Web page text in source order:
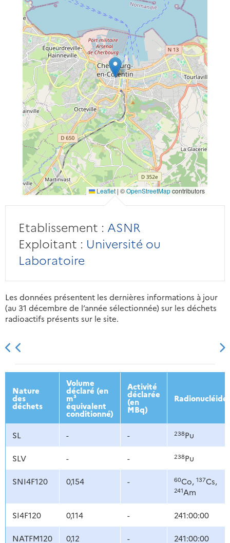
Leaflet | ©OpenStreetMapcontributors
Etablissement : ASNR
Exploitant : Université ou
Laboratoire
Les données présentent les dernières informations à jour
(au 31 décembre de l’année sélectionnée) sur les déchets
radioactifs présents sur le site.
2013 2014 2015 2016
Nature
des
déchets
Volume
déclaré (en
m³
équivalent
conditionné)
Activité
déclarée
(en
MBq)
SL - - 238Pu
SLV - - 238Pu
SNI4F120 0,154 - 60Co, 137Cs,
241Am
SI4F120 0,114 - 241:00:00
NATFM120 0,12 - 241:00:00